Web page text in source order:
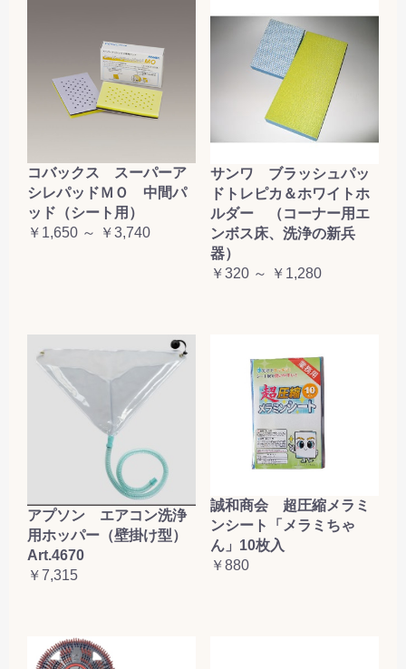
コバックス スーパーア
シレパッドＭＯ 中間パ
ッド（シート用）
￥1,650 ～ ￥3,740
サンワ ブラッシュパッ
ドトレピカ＆ホワイトホ
ルダー （コーナー用エ
ンボス床、洗浄の新兵
器）
￥320 ～ ￥1,280
アプソン エアコン洗浄
用ホッパー（壁掛け型）
Art.4670
￥7,315
誠和商会 超圧縮メラミ
ンシート「メラミちゃ
ん」10枚入
￥880